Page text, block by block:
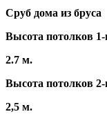
Сруб дома из бруса
Высота потолков 1-
2.7 м.
Высота потолков 2-
2,5 м.